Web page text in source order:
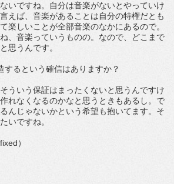
いですね。自分は音楽がないとやっていけ
えば、音楽があることは自分の特権だとも
楽しいことが全部音楽のなかにあるので。
、音楽っていうものの。なので、どこまで
思うんです。
するという確信はありますか？
ういう保証はまったくないと思うんですけ
れなくなるのかなと思うときもあるし。で
んじゃないかという希望も抱いてます。そ
いですね。
）